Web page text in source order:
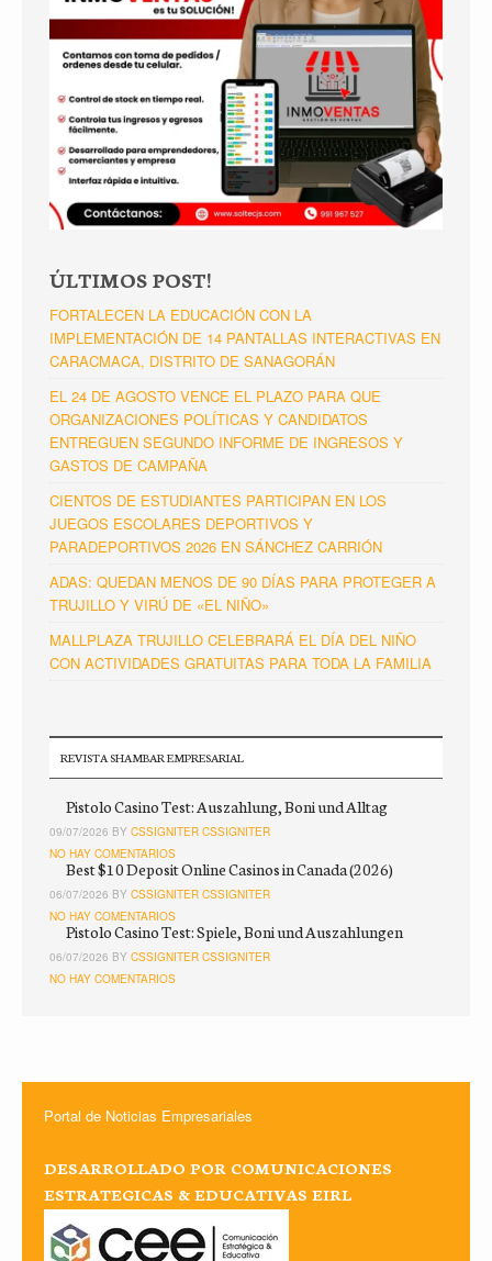
ÚLTIMOS POST!
FORTALECEN LA EDUCACIÓN CON LA
IMPLEMENTACIÓN DE 14 PANTALLAS INTERACTIVAS EN
CARACMACA, DISTRITO DE SANAGORÁN
EL 24 DE AGOSTO VENCE EL PLAZO PARA QUE
ORGANIZACIONES POLÍTICAS Y CANDIDATOS
ENTREGUEN SEGUNDO INFORME DE INGRESOS Y
GASTOS DE CAMPAÑA
CIENTOS DE ESTUDIANTES PARTICIPAN EN LOS
JUEGOS ESCOLARES DEPORTIVOS Y
PARADEPORTIVOS 2026 EN SÁNCHEZ CARRIÓN
ADAS: QUEDAN MENOS DE 90 DÍAS PARA PROTEGER A
TRUJILLO Y VIRÚ DE «EL NIÑO»
MALLPLAZA TRUJILLO CELEBRARÁ EL DÍA DEL NIÑO
CON ACTIVIDADES GRATUITAS PARA TODA LA FAMILIA
REVISTA SHAMBAR EMPRESARIAL
Pistolo Casino Test: Auszahlung, Boni und Alltag
09/07/2026 BY CSSIGNITER CSSIGNITER
NO HAY COMENTARIOS
Best $10 Deposit Online Casinos in Canada (2026)
06/07/2026 BY CSSIGNITER CSSIGNITER
NO HAY COMENTARIOS
Pistolo Casino Test: Spiele, Boni und Auszahlungen
06/07/2026 BY CSSIGNITER CSSIGNITER
NO HAY COMENTARIOS
Portal de Noticias Empresariales
DESARROLLADO POR COMUNICACIONES
ESTRATEGICAS & EDUCATIVAS EIRL